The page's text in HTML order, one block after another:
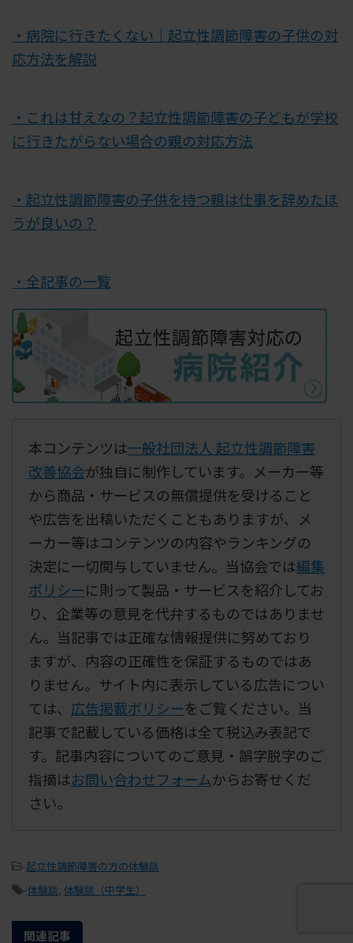
・病院に行きたくない｜起立性調節障害の子供の対
応方法を解説
・これは甘えなの？起立性調節障害の子どもが学校
に行きたがらない場合の親の対応方法
・起立性調節障害の子供を持つ親は仕事を辞めたほ
うが良いの？
・全記事の一覧
本コンテンツは一般社団法人 起立性調節障害
改善協会が独自に制作しています。メーカー等
から商品・サービスの無償提供を受けること
や広告を出稿いただくこともありますが、メ
ーカー等はコンテンツの内容やランキングの
決定に一切関与していません。当協会では編集
ポリシーに則って製品・サービスを紹介してお
り、企業等の意見を代弁するものではありませ
ん。当記事では正確な情報提供に努めており
ますが、内容の正確性を保証するものではあ
りません。サイト内に表示している広告につい
ては、 広告掲載ポリシーをご覧ください。当
記事で記載している価格は全て税込み表記で
す。記事内容についてのご意見・誤字脱字のご
指摘はお問い合わせフォームからお寄せくだ
さい。
-起立性調節障害の方の体験談
-体験談, 体験談（中学生）
関連記事